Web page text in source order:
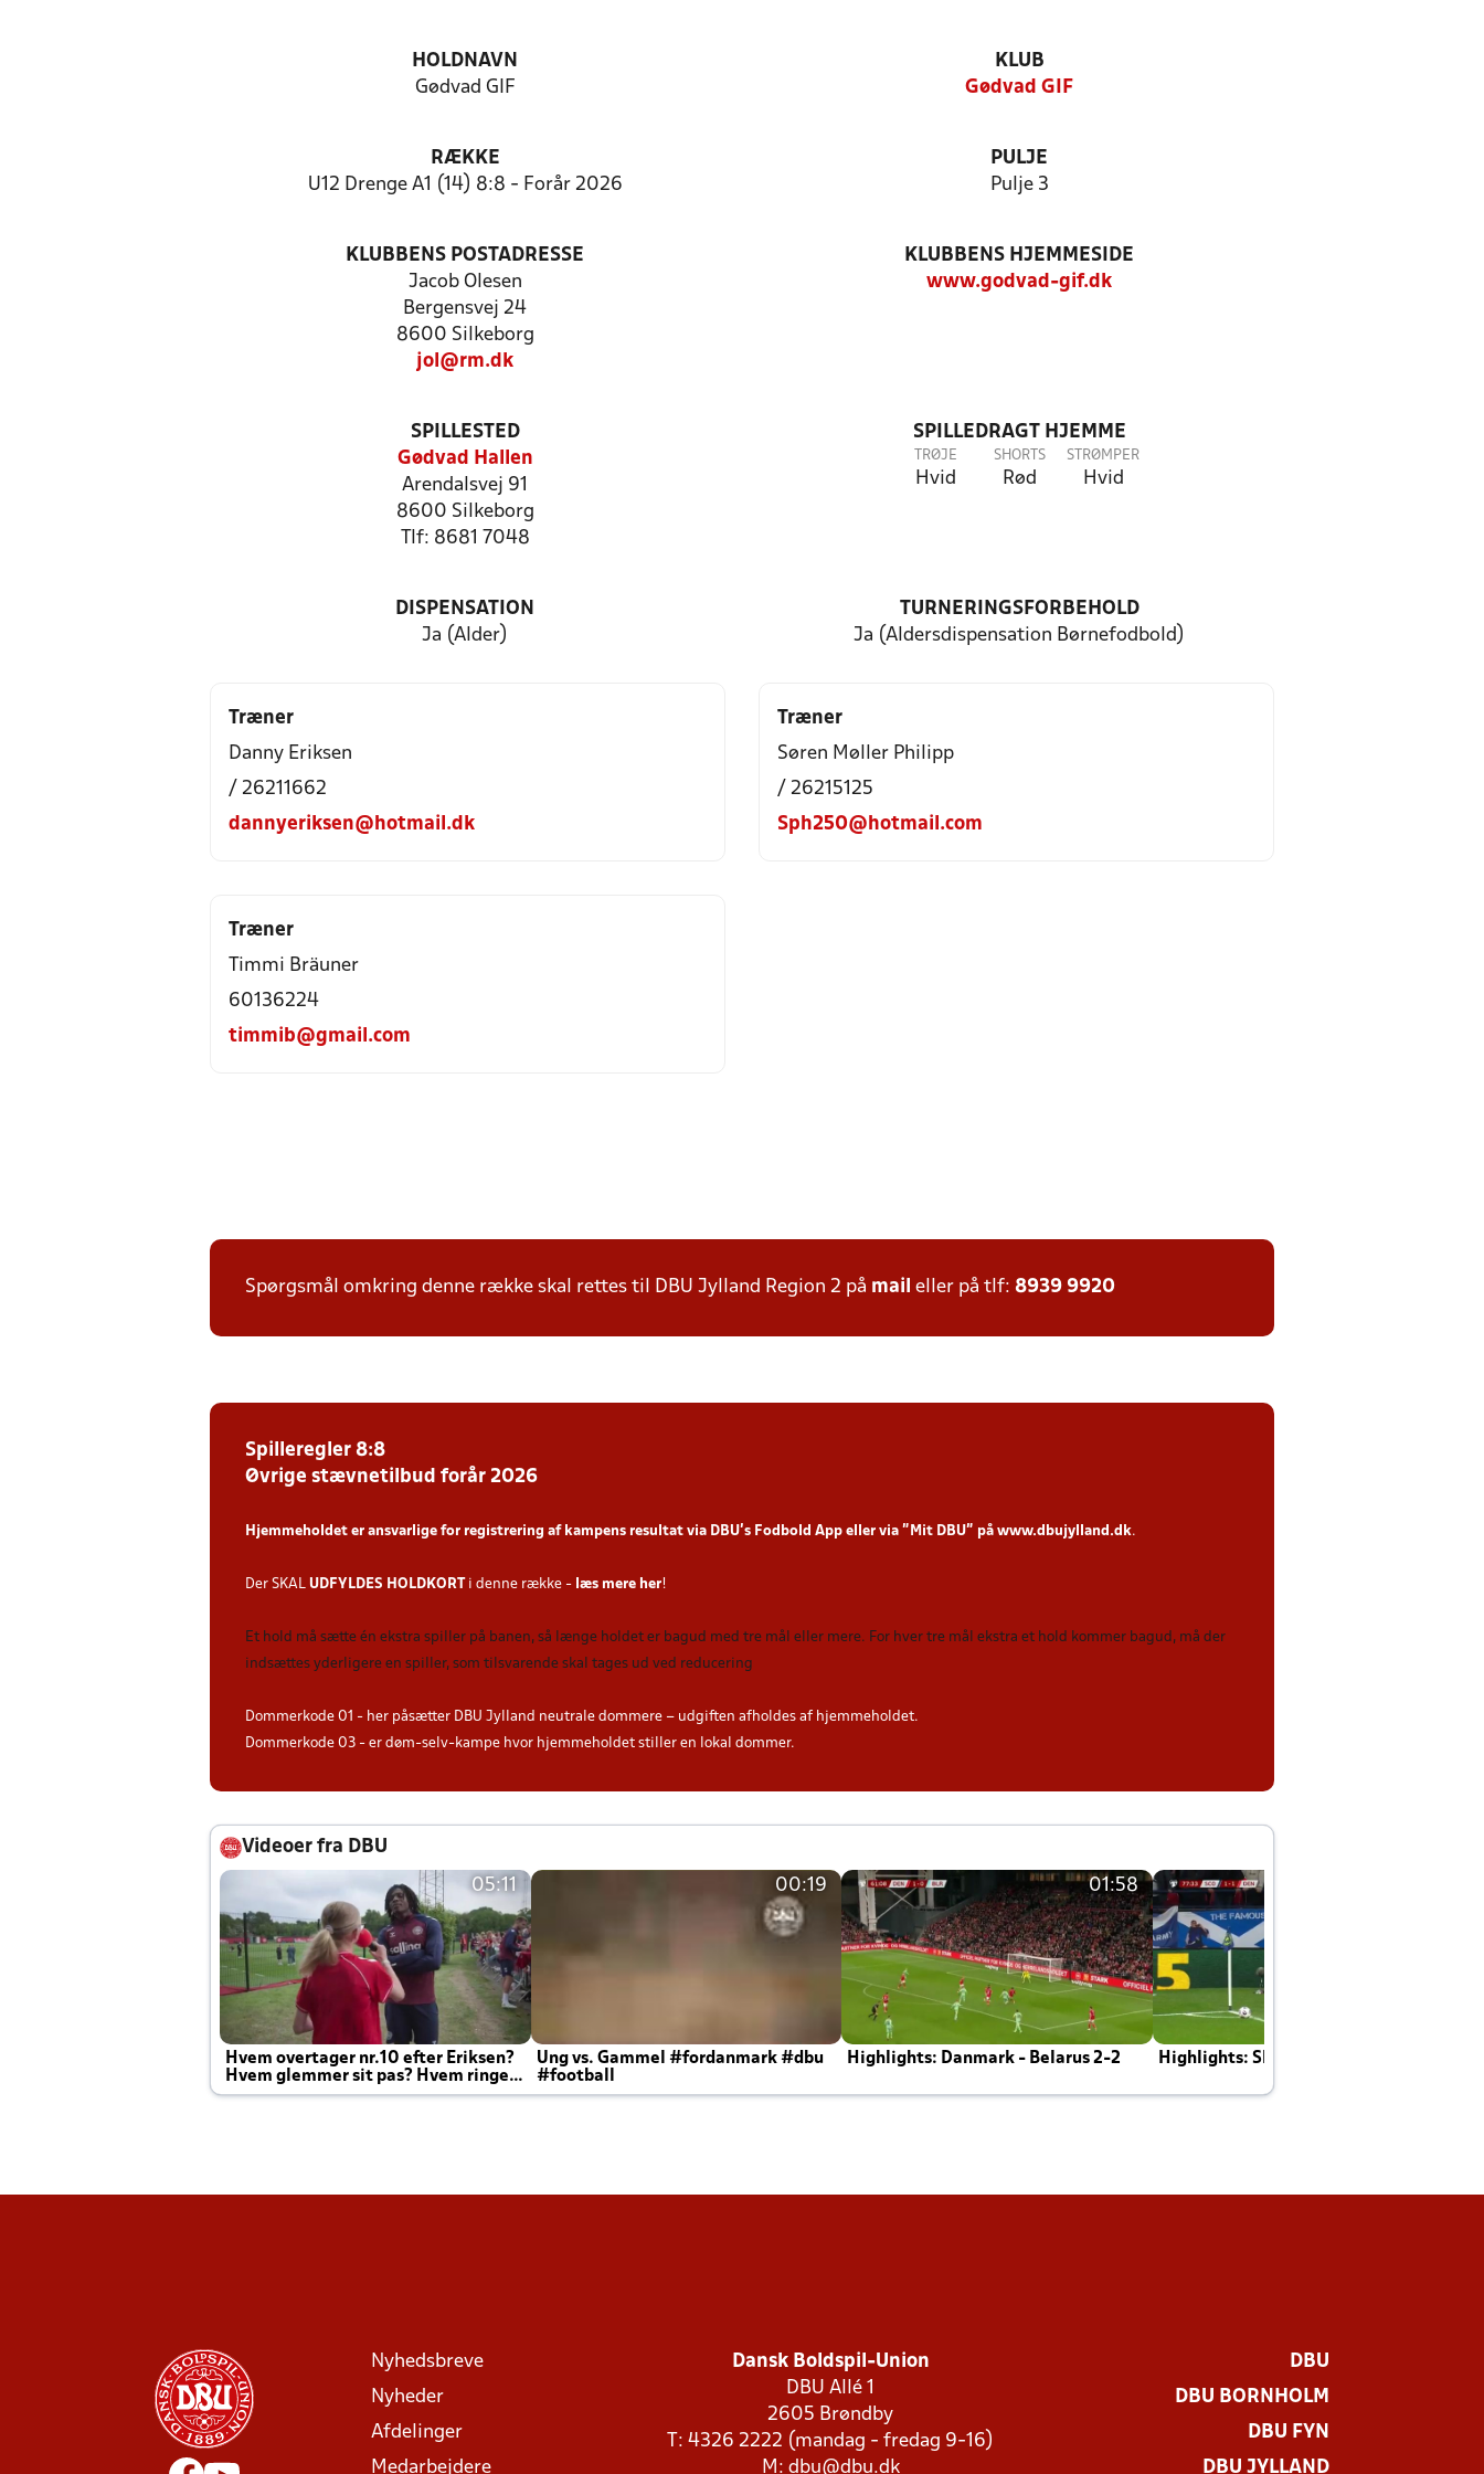
HOLDNAVN
Gødvad GIF
KLUB
Gødvad GIF
RÆKKE
U12 Drenge A1 (14) 8:8 - Forår 2026
PULJE
Pulje 3
KLUBBENS POSTADRESSE
Jacob Olesen
Bergensvej 24
8600 Silkeborg
jol@rm.dk
KLUBBENS HJEMMESIDE
www.godvad-gif.dk
SPILLESTED
Gødvad Hallen
Arendalsvej 91
8600 Silkeborg
Tlf: 8681 7048
SPILLEDRAGT HJEMME
TRØJE
Hvid
SHORTS
Rød
STRØMPER
Hvid
DISPENSATION
Ja (Alder)
TURNERINGSFORBEHOLD
Ja (Aldersdispensation Børnefodbold)
Træner
Danny Eriksen
/ 26211662
dannyeriksen@hotmail.dk
Træner
Søren Møller Philipp
/ 26215125
Sph250@hotmail.com
Træner
Timmi Bräuner
60136224
timmib@gmail.com
Spørgsmål omkring denne række skal rettes til DBU Jylland Region 2 på mail eller på tlf: 8939 9920
Spilleregler 8:8
Øvrige stævnetilbud forår 2026
Hjemmeholdet er ansvarlige for registrering af kampens resultat via DBU’s Fodbold App eller via ”Mit DBU” på www.dbujylland.dk.
Der SKAL UDFYLDES HOLDKORTi denne række - læs mere her!
Et hold må sætte én ekstra spiller på banen, så længe holdet er bagud med tre mål eller mere. For hver tre mål ekstra et hold kommer bagud, må der
indsættes yderligere en spiller, som tilsvarende skal tages ud ved reducering
Dommerkode 01 - her påsætter DBU Jylland neutrale dommere – udgiften afholdes af hjemmeholdet.
Dommerkode 03 - er døm-selv-kampe hvor hjemmeholdet stiller en lokal dommer.
Videoer fra DBU
05:11
Hvem overtager nr.10 efter Eriksen?
Hvem glemmer sit pas? Hvem ringer
Joachim altid til efter kampe?
00:19
Ung vs. Gammel #fordanmark #dbu
#football
01:58
Highlights: Danmark - Belarus 2-2 Highlights: Skotland - Danmark 4-2
Nyhedsbreve
Nyheder
Afdelinger
Medarbejdere
Dansk Boldspil-Union
DBU Allé 1
2605 Brøndby
T: 4326 2222 (mandag - fredag 9-16)
M: dbu@dbu.dk
DBU
DBU BORNHOLM
DBU FYN
DBU JYLLAND